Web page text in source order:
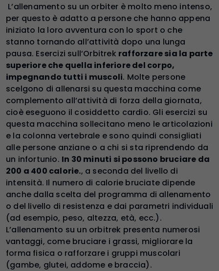
L’allenamento su un orbiter è molto meno intenso,
per questo è adatto a persone che hanno appena
iniziato la loro avventura con lo sport o che
stanno tornando all’attività dopo una lunga
pausa. Esercizi sull’Orbitrek rafforzare sia la parte
superiore che quella inferiore del corpo,
impegnando tutti i muscoli. Molte persone
scelgono di allenarsi su questa macchina come
complemento all’attività di forza della giornata,
cioè eseguono il cosiddetto cardio. Gli esercizi su
questa macchina sollecitano meno le articolazioni
e la colonna vertebrale e sono quindi consigliati
alle persone anziane o a chi si sta riprendendo da
un infortunio. In 30 minuti si possono bruciare da
200 a 400 calorie., a seconda del livello di
intensità. Il numero di calorie bruciate dipende
anche dalla scelta del programma di allenamento
o del livello di resistenza e dai parametri individuali
(ad esempio, peso, altezza, età, ecc.).
L’allenamento su un orbitrek presenta numerosi
vantaggi, come bruciare i grassi, migliorare la
forma fisica o rafforzare i gruppi muscolari
(gambe, glutei, addome e braccia).